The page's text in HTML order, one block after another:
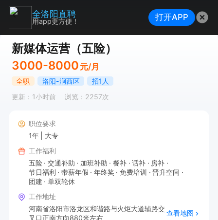
新媒体运营（五险）
3000-8000 元/月
全职 洛阳-涧西区
招1人
更新：1小时前
浏览：2257次
职位要求
1年
大专
工作福利
五险
交通补助 加班补助 餐补 话补
房补
节日福利
带薪年假 年终奖 免费培训
晋升空间
团建
单双轮休
工作地址
河南省洛阳市洛龙区和谐路与火炬大道辅路交
叉口正南方向880米左右
查看地图
全洛阳直聘
用app更方便！ 打开APP